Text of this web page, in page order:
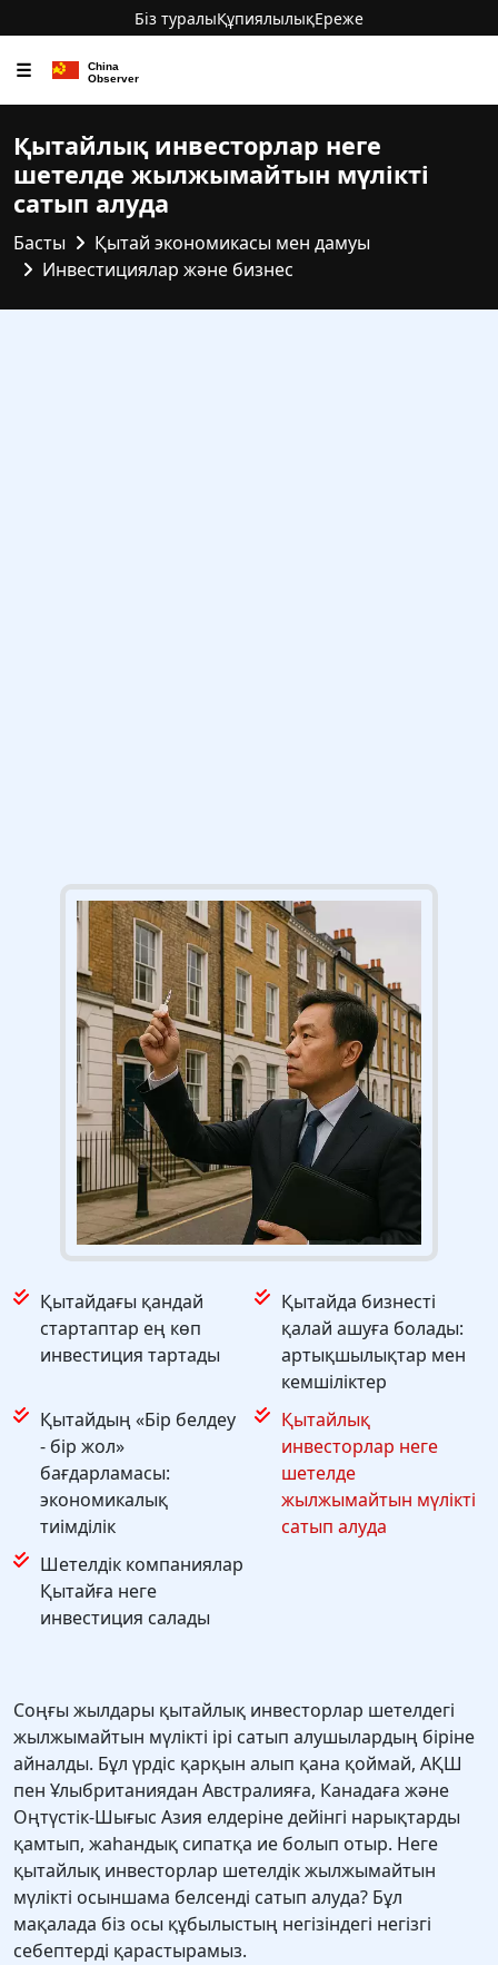
Біз туралыҚұпиялылықЕреже
☰
Қытайлық инвесторлар неге
шетелде жылжымайтын мүлікті
сатып алуда
Басты
Қытай экономикасы мен дамуы
Инвестициялар және бизнес
Қытайдағы қандай
стартаптар ең көп
инвестиция тартады
Қытайда бизнесті
қалай ашуға болады:
артықшылықтар мен
кемшіліктер
Қытайдың «Бір белдеу
- бір жол»
бағдарламасы:
экономикалық
тиімділік
Қытайлық
инвесторлар неге
шетелде
жылжымайтын мүлікті
сатып алуда
Шетелдік компаниялар
Қытайға неге
инвестиция салады
Соңғы жылдары қытайлық инвесторлар шетелдегі
жылжымайтын мүлікті ірі сатып алушылардың біріне
айналды. Бұл үрдіс қарқын алып қана қоймай, АҚШ
пен Ұлыбританиядан Австралияға, Канадаға және
Оңтүстік-Шығыс Азия елдеріне дейінгі нарықтарды
қамтып, жаһандық сипатқа ие болып отыр. Неге
қытайлық инвесторлар шетелдік жылжымайтын
мүлікті осыншама белсенді сатып алуда? Бұл
мақалада біз осы құбылыстың негізіндегі негізгі
себептерді қарастырамыз.